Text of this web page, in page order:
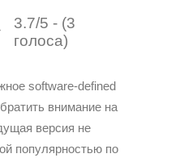
3.7/5 - (3
голоса)
software-defined
внимание на
версия не
популярностью по